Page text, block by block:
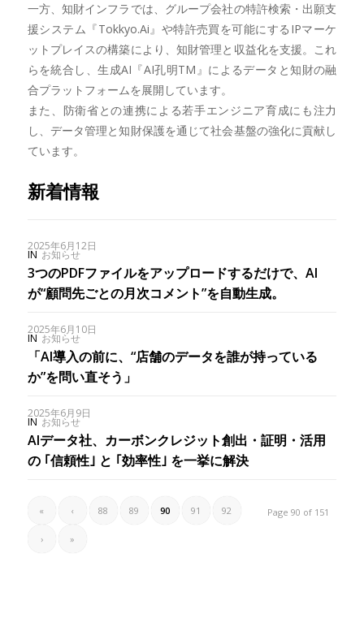
一方、知財インフラでは、グループ会社の特許検索・出願支
援システム『Tokkyo.Ai』や特許売買を可能にするIPマーケ
ットプレイスの構築により、知財管理と収益化を支援。これ
らを統合し、生成AI『AI孔明TM』によるデータと知財の融
合プラットフォームを展開しています。
また、防衛省との連携による若手エンジニア育成にも注力
し、データ管理と知財保護を通じて社会基盤の強化に貢献し
ています。
新着情報
2025年6月12日
IN お知らせ
3つのPDFファイルをアップロードするだけで、AI
が“顧問先ごとの月次コメント”を自動生成。
2025年6月10日
IN お知らせ
「AI導入の前に、“店舗のデータを誰が持っている
か”を問い直そう」
2025年6月9日
IN お知らせ
AIデータ社、カーボンクレジット創出・証明・活用
の ｢信頼性｣ と ｢効率性｣ を一挙に解決
Page 90 of 151
« ‹ 88 89 90 91 92
› »